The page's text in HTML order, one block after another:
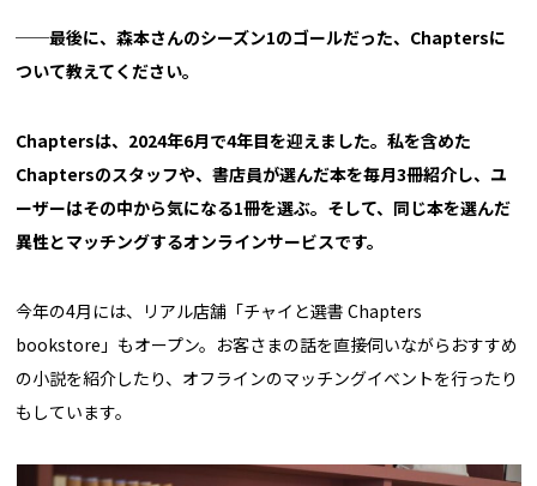
──最後に、森本さんのシーズン1のゴールだった、Chaptersに
ついて教えてください。
Chaptersは、2024年6月で4年目を迎えました。私を含めた
Chaptersのスタッフや、書店員が選んだ本を毎月3冊紹介し、ユ
ーザーはその中から気になる1冊を選ぶ。そして、同じ本を選んだ
異性とマッチングするオンラインサービスです。
今年の4月には、リアル店舗「チャイと選書 Chapters
bookstore」もオープン。お客さまの話を直接伺いながらおすすめ
の小説を紹介したり、オフラインのマッチングイベントを行ったり
もしています。